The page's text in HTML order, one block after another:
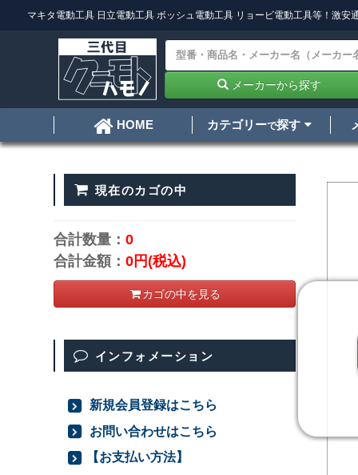
マキタ電動工具 日立電動工具 ボッシュ電動工具 リョービ電動工具等！激安
メーカーから探す
HOME カテゴリーで探す
現在のカゴの中
合計数量：0
合計金額：0円(税込)
カゴの中を見る
インフォメーション
新規会員登録はこちら
お問い合わせはこちら
【お支払い方法】